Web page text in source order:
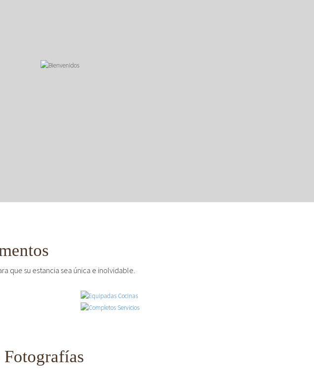
que su estancia sea única e inolvidable.